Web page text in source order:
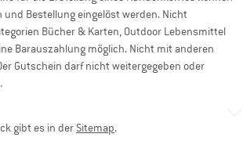
und Bestellung eingelöst werden. Nicht
Bücher & Karten, Outdoor Lebensmittel
Barauszahlung möglich. Nicht mit anderen
Gutschein darf nicht weitergegeben oder
gibt es in der Sitemap.